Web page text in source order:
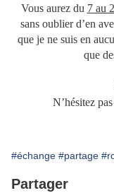
Vous aurez du 7 au
sans oublier d’en
que je ne suis en
que
N’hésitez
#échange #partage
Partager